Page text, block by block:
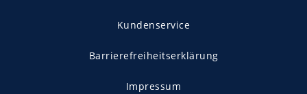
Kundenservice
Barrierefreiheitserklärung
Impressum